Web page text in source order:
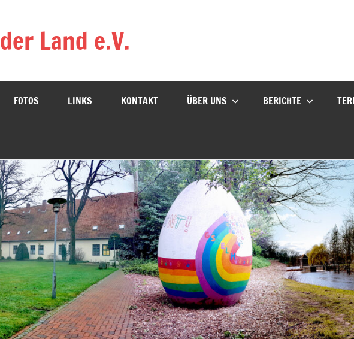
Land e.V.
FOTOS LINKS KONTAKT ÜBER UNS BERICHTE